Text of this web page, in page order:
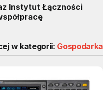
Instytut Łączności
w kategorii: Gospodarka